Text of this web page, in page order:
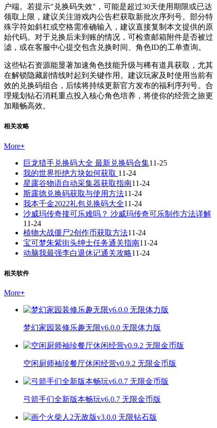
户端。若提示"兑换码失效"，可能是超过30天使用期限或已达
领取上限，建议关注游戏内公告栏获取新批次序列号。部分特
殊字符如斜杠或空格需准确输入，建议直接复制本文提供的原
始代码。对于兑换后未到账的情况，可检查邮箱附件是否被过
滤，或在客服中心提交包含兑换时间、角色ID的工单查询。
这些钻石资源能显著加速角色技能升级与稀有道具获取，尤其
在解锁隐藏剧情线时起到关键作用。建议玩家及时使用当前有
效的兑换码组合，后续将持续更新官方发布的福利序列号。合
理规划钻石消耗重点投入核心角色培养，将使你的经营之旅更
加顺畅高效。
相关攻略
More+
巨龙猎手兑换码大全 最新兑换码合集11-25
我的世界拒绝方块如何获取 11-24
星露谷物语自动采集器获取指南11-24
斯露德兑换码获取与使用方法11-24
我本千金2022礼包兑换码大全11-24
沙威玛传奇接可乐难吗？ 沙威玛传奇可乐制作方法详解
11-24
植物大战僵尸2创作币获取方法11-24
宝可梦朱紫街头绅士任务通关指南11-24
动脑我最强李白退休记通关攻略11-24
相关软件
More+
梦幻家园装修乐趣无限v6.0.0 无限体力版
空闲厨师袖珍餐厅休闲经营v0.9.2 无限金币版
弓箭手们全新版本畅玩v6.0.7 无限金币版